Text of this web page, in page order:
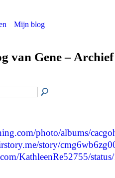
Mijn blog
van Gene –
photo/albums/
story/
KathleenRe52755/